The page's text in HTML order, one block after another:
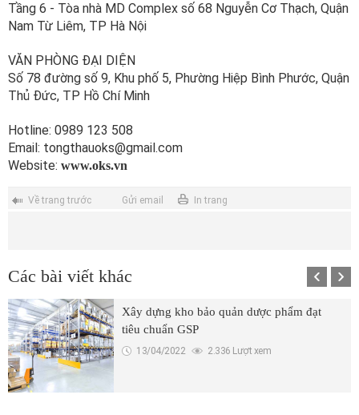
Tầng 6 - Tòa nhà MD Complex số 68 Nguyễn Cơ Thạch, Quận
Nam Từ Liêm, TP Hà Nội
VĂN PHÒNG ĐẠI DIỆN
Số 78 đường số 9, Khu phố 5, Phường Hiệp Bình Phước, Quận
Thủ Đức, TP Hồ Chí Minh
Hotline: 0989 123 508
Email: tongthauoks@gmail.com
Website: www.oks.vn
Về trang trước Gửi email In trang
Các bài viết khác
Xây dựng kho bảo quản dược phẩm đạt
tiêu chuẩn GSP
13/04/2022 2.336 Lượt xem